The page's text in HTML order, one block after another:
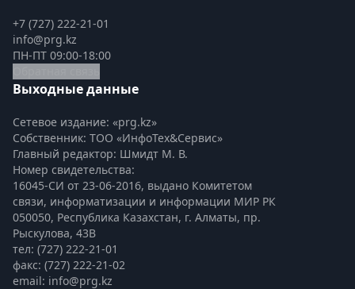
+7 (727) 222-21-01
info@prg.kz
ПН-ПТ 09:00-18:00
Выходные данные
Сетевое издание: «prg.kz»
Собственник: ТОО «ИнфоТех&Сервис»
Главный редактор: Шмидт М. В.
Номер свидетельства:
16045-СИ от 23-06-2016, выдано Комитетом
связи, информатизации и информации МИР РК
050050, Республика Казахстан, г. Алматы, пр.
Рыскулова, 43В
тел: (727) 222-21-01
факс: (727) 222-21-02
email: info@prg.kz